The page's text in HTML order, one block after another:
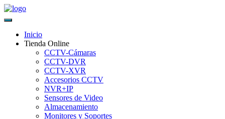
Inicio
Tienda Online
CCTV-Cámaras
CCTV-DVR
CCTV-XVR
Accesorios CCTV
NVR+IP
Sensores de Video
Almacenamiento
Monitores y Soportes